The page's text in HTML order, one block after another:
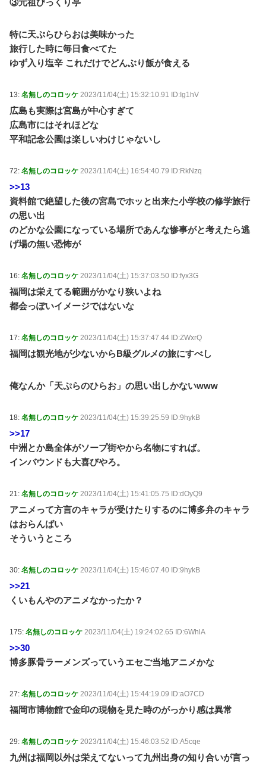
③元祖びっくり亭
特に天ぷらひらおは美味かった
旅行した時に毎日食べてた
ゆず入り塩辛 これだけでどんぶり飯が食える
13: 名無しのコロッケ 2023/11/04(土) 15:32:10.91 ID:Ig1hV
広島も実際は宮島が中心すぎて
広島市にはそれほどな
平和記念公園は楽しいわけじゃないし
72: 名無しのコロッケ 2023/11/04(土) 16:54:40.79 ID:RkNzq
>>13
資料館で絶望した後の宮島でホッと出来た小学校の修学旅行
の思い出
のどかな公園になっている場所であんな惨事がと考えたら逃
げ場の無い恐怖が
16: 名無しのコロッケ 2023/11/04(土) 15:37:03.50 ID:fyx3G
福岡は栄えてる範囲がかなり狭いよね
都会っぽいイメージではないな
17: 名無しのコロッケ 2023/11/04(土) 15:37:47.44 ID:ZWxrQ
福岡は観光地が少ないからB級グルメの旅にすべし
俺なんか「天ぷらのひらお」の思い出しかないwww
18: 名無しのコロッケ 2023/11/04(土) 15:39:25.59 ID:9hykB
>>17
中洲とか島全体がソープ街やから名物にすれば。
インバウンドも大喜びやろ。
21: 名無しのコロッケ 2023/11/04(土) 15:41:05.75 ID:dOyQ9
アニメって方言のキャラが受けたりするのに博多弁のキャラ
はおらんばい
そういうところ
30: 名無しのコロッケ 2023/11/04(土) 15:46:07.40 ID:9hykB
>>21
くいもんやのアニメなかったか？
175: 名無しのコロッケ 2023/11/04(土) 19:24:02.65 ID:6WhlA
>>30
博多豚骨ラーメンズっていうエセご当地アニメかな
27: 名無しのコロッケ 2023/11/04(土) 15:44:19.09 ID:aO7CD
福岡市博物館で金印の現物を見た時のがっかり感は異常
29: 名無しのコロッケ 2023/11/04(土) 15:46:03.52 ID:A5cqe
九州は福岡以外は栄えてないって九州出身の知り合いが言っ